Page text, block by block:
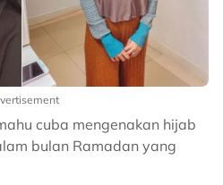
cuba mengenakan hijab
bulan Ramadan yang